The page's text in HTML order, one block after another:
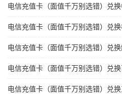
电信充值卡（面值千万别选错）兑
电信充值卡（面值千万别选错）兑
电信充值卡（面值千万别选错）兑
电信充值卡（面值千万别选错）兑
电信充值卡（面值千万别选错）兑